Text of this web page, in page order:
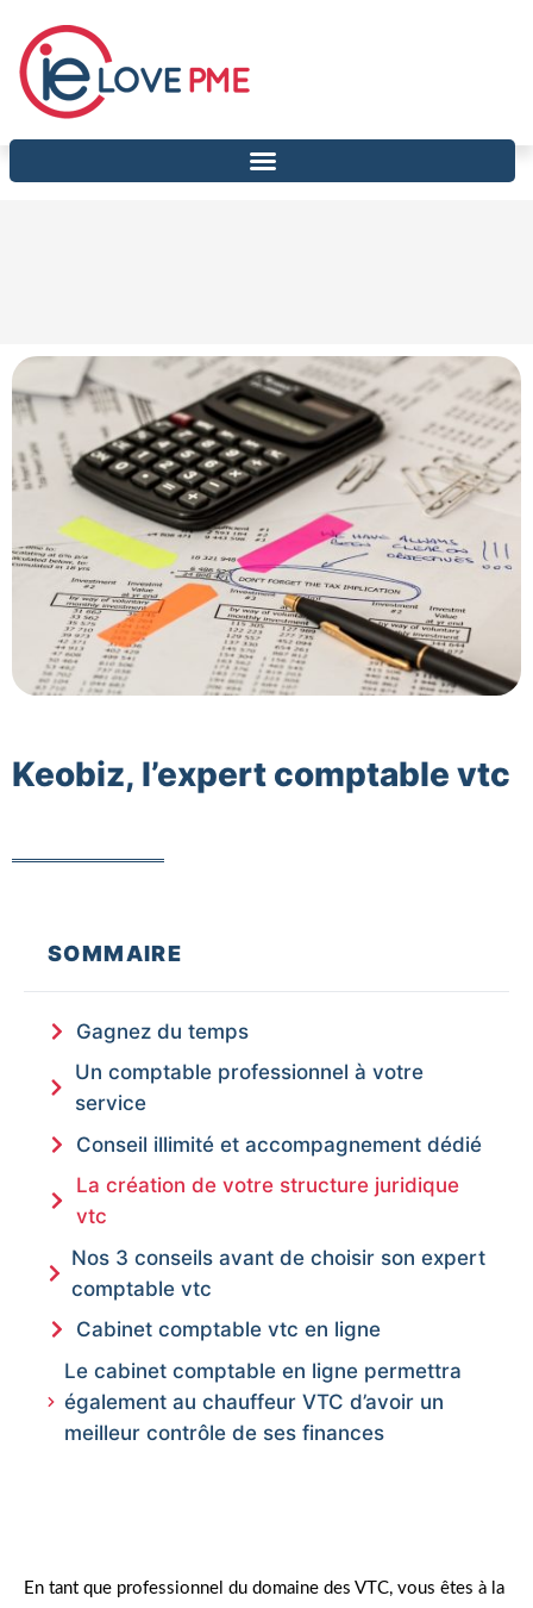
Keobiz, l’expert comptable vtc
SOMMAIRE
Gagnez du temps
Un comptable professionnel à votre
service
Conseil illimité et accompagnement dédié
La création de votre structure juridique
vtc
Nos 3 conseils avant de choisir son expert
comptable vtc
Cabinet comptable vtc en ligne
Le cabinet comptable en ligne permettra
également au chauffeur VTC d’avoir un
meilleur contrôle de ses finances
En tant que professionnel du domaine des VTC, vous êtes à la